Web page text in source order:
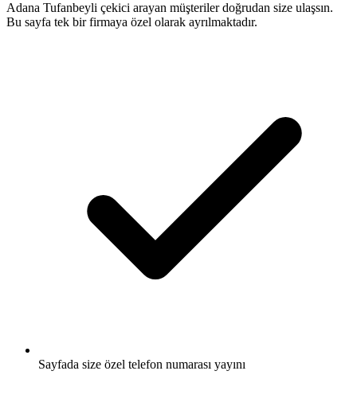
Adana Tufanbeyli çekici arayan müşteriler doğrudan size ulaşsın.
Bu sayfa tek bir firmaya özel olarak ayrılmaktadır.
Sayfada size özel telefon numarası yayını